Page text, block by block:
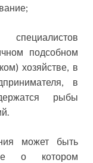
подсобном
хозяйстве, в
в
рыбы
может быть
о котором